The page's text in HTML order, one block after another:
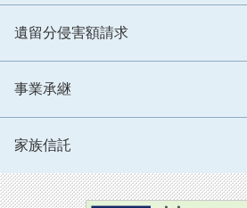
遺留分侵害額請求
事業承継
家族信託